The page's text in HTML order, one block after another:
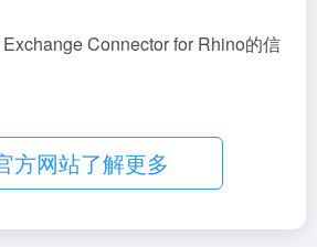
Connector for Rhino的信
方网站了解更多